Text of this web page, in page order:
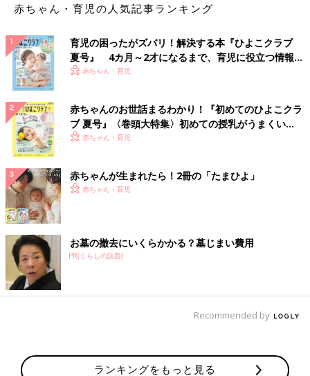
赤ちゃん・育児の人気記事ランキング
育児の困ったがズバリ！解決する本『ひよこクラブ
夏号』 4カ月～2才になるまで、育児に役立つ情報が
いっぱい！
赤ちゃん・育児
赤ちゃんのお世話まるわかり！『初めてのひよこクラ
ブ 夏号』〈巻頭大特集〉初めての授乳がうまくい
く！ おっぱい・ミルクの基本と夏のトラブル 解決テ
赤ちゃん・育児
赤ちゃんが生まれたら！2冊の「たまひよ」
赤ちゃん・育児
お墓の撤去にいくらかかる？墓じまい費用
PR(くらしの話題)
Recommended by
ランキングをもっと見る